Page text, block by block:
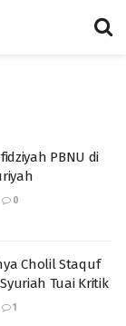
PBNU di
0
Cholil Staquf
Tuai Kritik
1